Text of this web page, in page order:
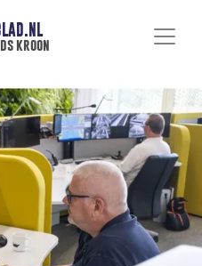
kroon